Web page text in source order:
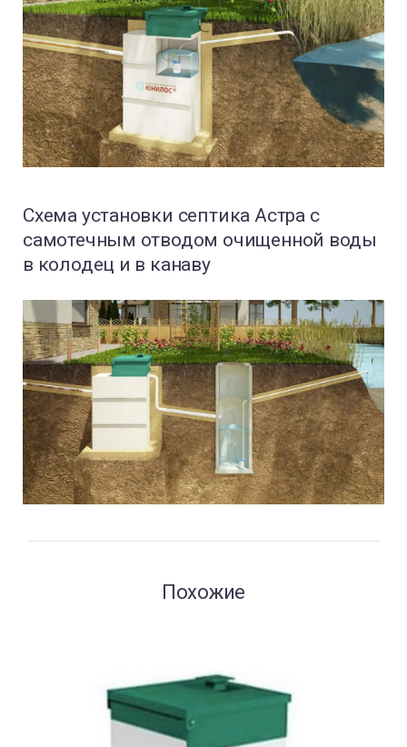
Схема установки септика Астра с
самотечным отводом очищенной воды
в колодец и в канаву
Похожие